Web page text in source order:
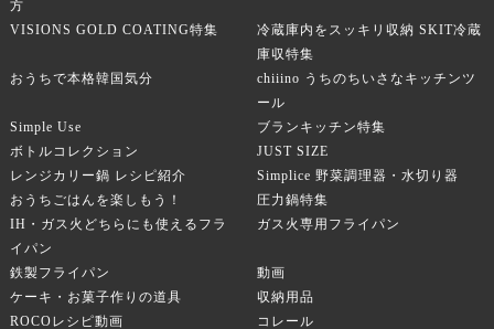
方
VISIONS GOLD COATING特集
冷蔵庫内をスッキリ収納 SKIT冷蔵
庫収特集
おうちで本格韓国気分
chiiino うちのちいさなキッチンツ
ール
Simple Use
ブランキッチン特集
ボトルコレクション
JUST SIZE
レンジカリー鍋 レシピ紹介
Simplice 野菜調理器・水切り器
おうちごはんを楽しもう！
圧力鍋特集
IH・ガス火どちらにも使えるフラ
イパン
ガス火専用フライパン
鉄製フライパン
動画
ケーキ・お菓子作りの道具
収納用品
ROCOレシピ動画
コレール